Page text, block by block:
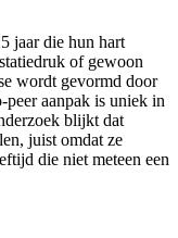
jaar die hun hart
of gewoon
wordt gevormd door
aanpak is uniek in
blijkt dat
juist omdat ze
die niet meteen een